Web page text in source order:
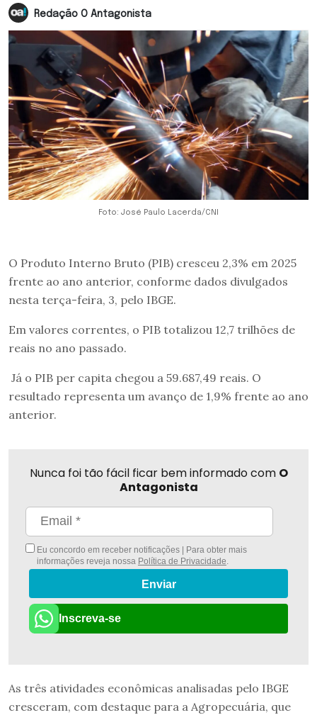
Redação O Antagonista
Foto: José Paulo Lacerda/CNI
O Produto Interno Bruto (PIB) cresceu 2,3% em 2025
frente ao ano anterior, conforme dados divulgados
nesta terça-feira, 3, pelo IBGE.
Em valores correntes, o PIB totalizou 12,7 trilhões de
reais no ano passado.
Já o PIB per capita chegou a 59.687,49 reais. O
resultado representa um avanço de 1,9% frente ao ano
anterior.
Nunca foi tão fácil ficar bem informado com O
Antagonista
Eu concordo em receber notificações | Para obter mais
informações reveja nossa Política de Privacidade.
Enviar
Inscreva-se
As três atividades econômicas analisadas pelo IBGE
cresceram, com destaque para a Agropecuária, que